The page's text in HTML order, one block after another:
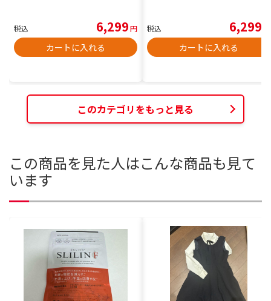
税込 6,299円
カートに入れる
税込 6,299
カートに入れる
このカテゴリをもっと見る
この商品を見た人はこんな商品も見て
います